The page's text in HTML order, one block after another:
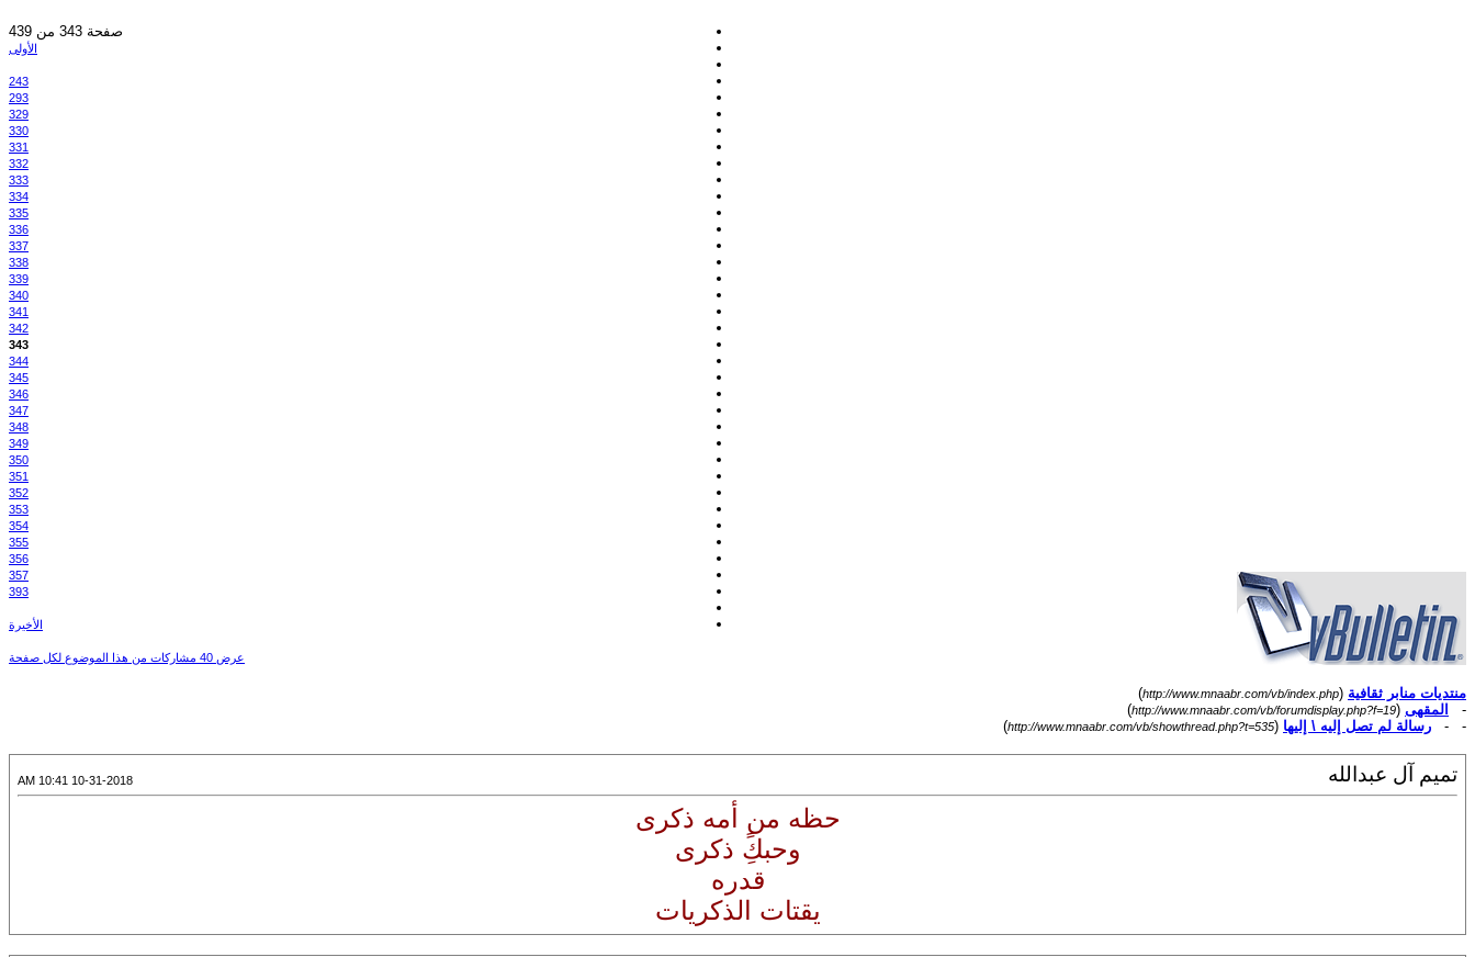
صفحة 343 من 439
الأولى
243
293
329
330
331
332
333
334
335
336
337
338
339
340
341
342
343
344
345
346
347
348
349
350
351
352
353
354
355
356
357
393
الأخيرة
عرض 40 مشاركات من هذا الموضوع لكل صفحة
منتديات منابر ثقافية (
http://www.mnaabr.com/vb/index.php
)
-
المقهى (
http://www.mnaabr.com/vb/forumdisplay.php?f=19
)
- - رسالة لم تصل إليه \ إليها (
http://www.mnaabr.com/vb/showthread.php?t=535
)
تميم آل عبدالله 10-31-2018 10:41 AM
حظه من أمه ذكرى
وحبكًِ ذكرى
قدره
يقتات الذكريات